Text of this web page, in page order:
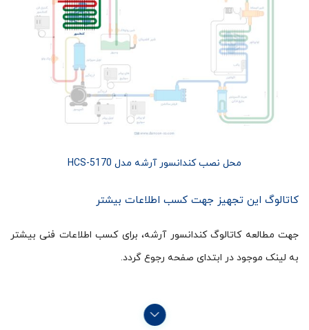
محل نصب کندانسور آرشه مدل HCS-5170
کاتالوگ این تجهیز جهت کسب اطلاعات بیشتر
جهت مطالعه کاتالوگ کندانسور آرشه، برای کسب اطلاعات فنی بیشتر
به لینک موجود در ابتدای صفحه رجوع گردد.